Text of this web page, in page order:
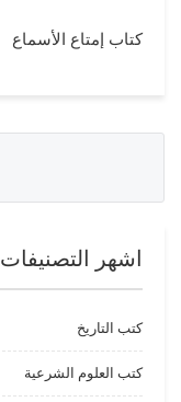
كتاب إمتاع الأسماع
اشهر التصنيفات
كتب التاريخ
كتب العلوم الشرعية